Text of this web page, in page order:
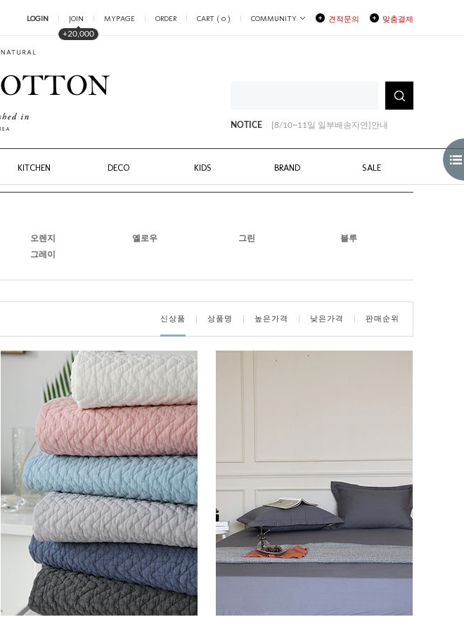
LOGIN JOIN
+20,000
MYPAGE ORDER CART ( 0 ) COMMUNITY 견적문의 맞춤결제
NOTICE
[8월생일쿠폰안내]
[8/10~11일 일부배송지연]안내
KITCHEN DECO KIDS BRAND SALE
오렌지 옐로우 그린
블루
그레이
신상품 상품명 높은가격 낮은가격 판매순위